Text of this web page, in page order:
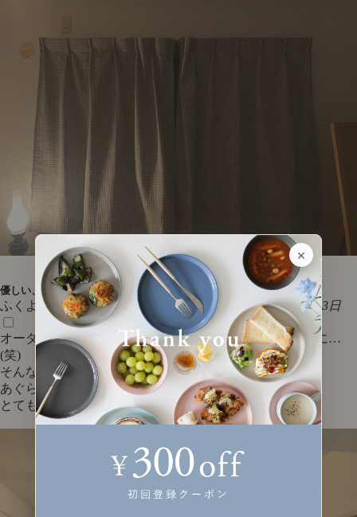
優しい、温かみのあるお部屋に♪
ふくよ 様 30代 ご夫婦・子ども★★★★★2023年8月13日
オーダーカーテンなのにサイズを間違え まさかの3分割に…
(笑)
そんな状態でも素敵な存在感でいてくれて
あぐらソファーにピッタリな生地とデザインです✨
とても気に入っています(^ ^)
×